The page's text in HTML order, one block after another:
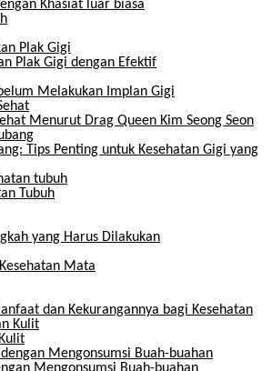
Khasiat luar biasa
Plak Gigi dengan Efektif
Melakukan Implan Gigi
Menurut Drag Queen Kim Seong Seon
Tips Penting untuk Kesehatan Gigi yang
Tubuh
yang Harus Dilakukan
Mata
dan Kekurangannya bagi Kesehatan